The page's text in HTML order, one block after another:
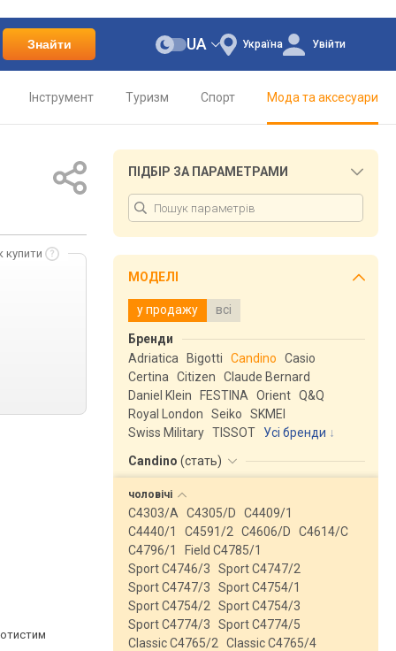
Знайти Україна
UA Увійти
Інструмент Туризм Спорт Мода та аксесуари
купити
ПІДБІР ЗА ПАРАМЕТРАМИ
МОДЕЛІ
у продажу всі
Бренди
Adriatica
Bigotti Candino
Casio
Certina
Citizen
Claude Bernard
Daniel Klein
FESTINA Orient Q&Q
Royal London
Seiko
SKMEI
Swiss Military TISSOT
Усі бренди
Candino (стать)
чоловічі
C4303/A C4305/D
C4409/1
C4440/1
C4591/2 C4606/D
C4614/C
C4796/1
Field C4785/1
Sport C4746/3
Sport C4747/2
Sport C4747/3
Sport C4754/1
Sport C4754/2
Sport C4754/3
Sport C4774/3
Sport C4774/5
Classic C4765/2
Classic C4765/4